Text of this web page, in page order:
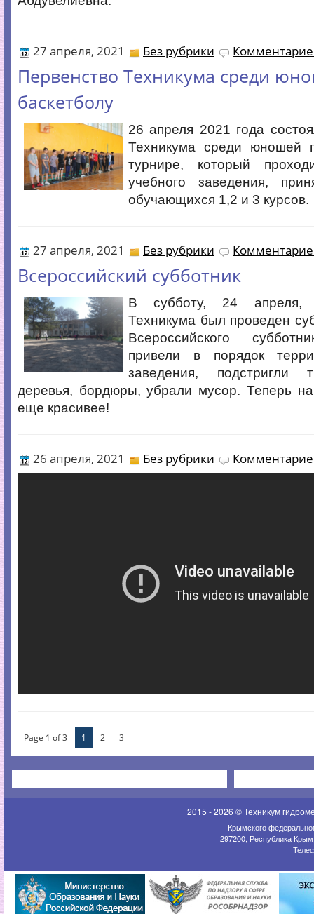
27 апреля, 2021 Без рубрики
Первенство Техникума среди
баскетболу
26 апреля 2021 года
Техникума среди юношей
турнире, который
учебного заведения,
обучающихся 1,2 и 3 курсов.
27 апреля, 2021 Без рубрики
Всероссийский субботник
В субботу, 24 апреля,
Техникума был проведен
Всероссийского
привели в порядок
заведения, подстригли
деревья, бордюры, убрали мусор. Теперь
еще красивее!
26 апреля, 2021 Без рубрики
Page 1 of 3 1 2 3
2015 - 2026 © Техникум
Крымского
297200, Республика